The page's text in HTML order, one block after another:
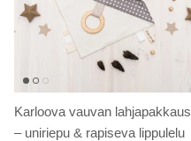
Karloova vauvan lahjapakkaus
– uniriepu & rapiseva lippulelu